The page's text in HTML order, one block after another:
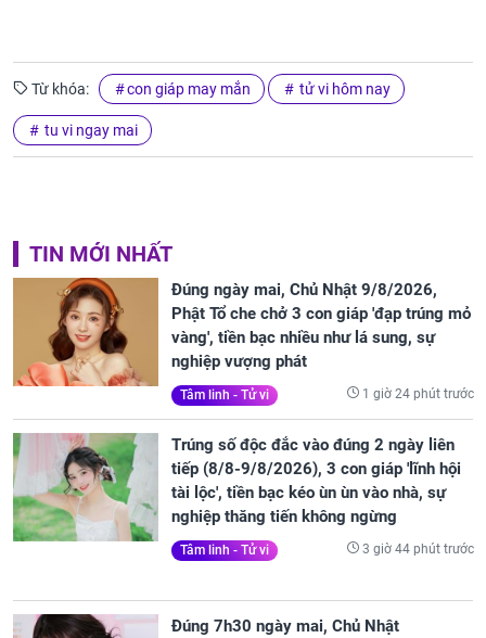
Từ khóa: con giáp may mắn tử vi hôm nay
tu vi ngay mai
TIN MỚI NHẤT
Đúng ngày mai, Chủ Nhật 9/8/2026,
Phật Tổ che chở 3 con giáp 'đạp trúng mỏ
vàng', tiền bạc nhiều như lá sung, sự
nghiệp vượng phát
Tâm linh - Tử vi 1 giờ 24 phút trước
Trúng số độc đắc vào đúng 2 ngày liên
tiếp (8/8-9/8/2026), 3 con giáp 'lĩnh hội
tài lộc', tiền bạc kéo ùn ùn vào nhà, sự
nghiệp thăng tiến không ngừng
Tâm linh - Tử vi 3 giờ 44 phút trước
Đúng 7h30 ngày mai, Chủ Nhật